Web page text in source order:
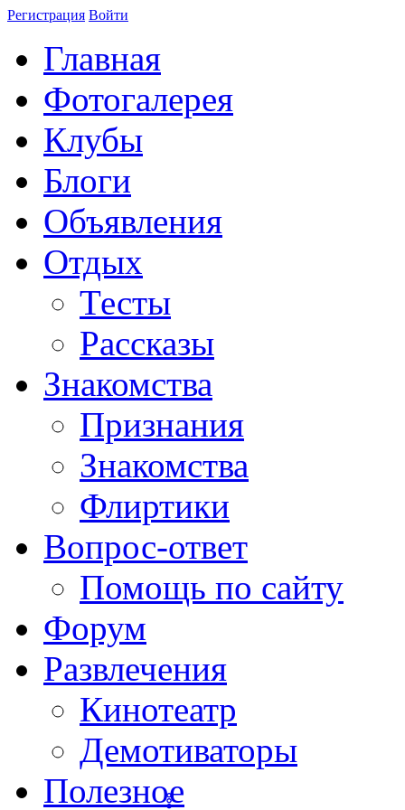
Регистрация Войти
Главная
Фотогалерея
Клубы
Блоги
Объявления
Отдых
Тесты
Рассказы
Знакомства
Признания
Знакомства
Флиртики
Вопрос-ответ
Помощь по сайту
Форум
Развлечения
Кинотеатр
Демотиваторы
Полезное